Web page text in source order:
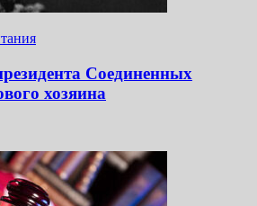
Соединенных
хозяина